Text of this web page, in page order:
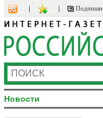
Новости